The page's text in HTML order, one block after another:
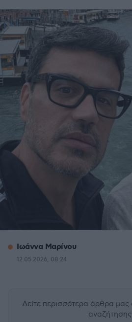
Ιωάννα Μαρίνου
12.05.2026, 08:24
Δείτε περισσότερα άρθρα μας
αναζήτησης